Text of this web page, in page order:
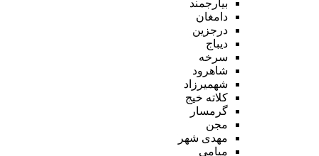
بیارجمند
دامغان
درجزین
دیباج
سرخه
شاهرود
شهمیرزاد
کلاته خیج
گرمسار
مجن
مهدی شهر
میامی